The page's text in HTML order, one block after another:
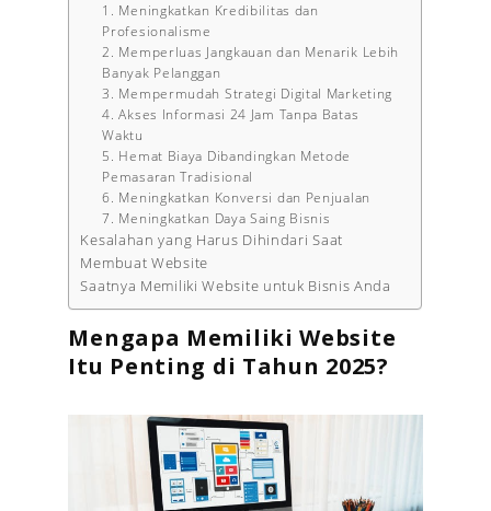
1. Meningkatkan Kredibilitas dan
Profesionalisme
2. Memperluas Jangkauan dan Menarik Lebih
Banyak Pelanggan
3. Mempermudah Strategi Digital Marketing
4. Akses Informasi 24 Jam Tanpa Batas
Waktu
5. Hemat Biaya Dibandingkan Metode
Pemasaran Tradisional
6. Meningkatkan Konversi dan Penjualan
7. Meningkatkan Daya Saing Bisnis
Kesalahan yang Harus Dihindari Saat
Membuat Website
Saatnya Memiliki Website untuk Bisnis Anda
Mengapa Memiliki Website
Itu Penting di Tahun 2025?